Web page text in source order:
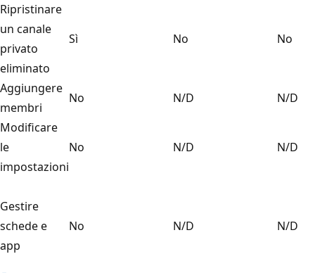
Ripristinare
un canale
privato
eliminato
Sì No No
Aggiungere
membri
No N/D
N/D
Modificare
le
impostazioni
No N/D N/D
Gestire
schede e
app
No N/D N/D